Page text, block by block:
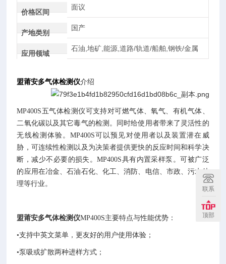
价格区间
面议
产地类别
国产
应用领域
石油,地矿,能源,道路/轨道/船舶,钢铁/金属
盟莆安多气体检测仪介绍
MP400S五气体检测仪可支持对可燃气体、氧气、有机气体、
二氧化碳以及其它毒气的检测。同时给使用者带来了灵活性的
无线检测体验。MP400S可以预见对使用者以及装置潜在威
胁，可连续性检测以及为决策者提供更快的反应时间和科学决
断，减少不必要的损失。MP400S具有内置采样泵。可被广泛
的应用在冶金、石油石化、化工、消防、电信、市政、污水处
理等行业。
盟莆安多气体检测仪MP400S主要特点与性能优势：
•支持中英文菜单，更友好的用户使用体验；
•泵吸或扩散两种进样方式；
联系
顶部